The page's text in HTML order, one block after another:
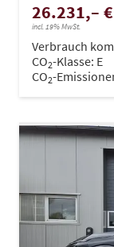
26.231,– €
incl. 19% MwSt.
Verbrauch
CO2-Klasse: E
CO2-